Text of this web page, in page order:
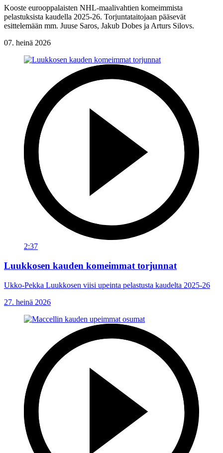
Kooste eurooppalaisten NHL-maalivahtien komeimmista
pelastuksista kaudella 2025-26. Torjuntataitojaan pääsevät
esittelemään mm. Juuse Saros, Jakub Dobes ja Arturs Silovs.
07. heinä 2026
2:37
Luukkosen kauden komeimmat torjunnat
Ukko-Pekka Luukkosen viisi upeinta pelastusta kaudelta 2025-26
27. heinä 2026